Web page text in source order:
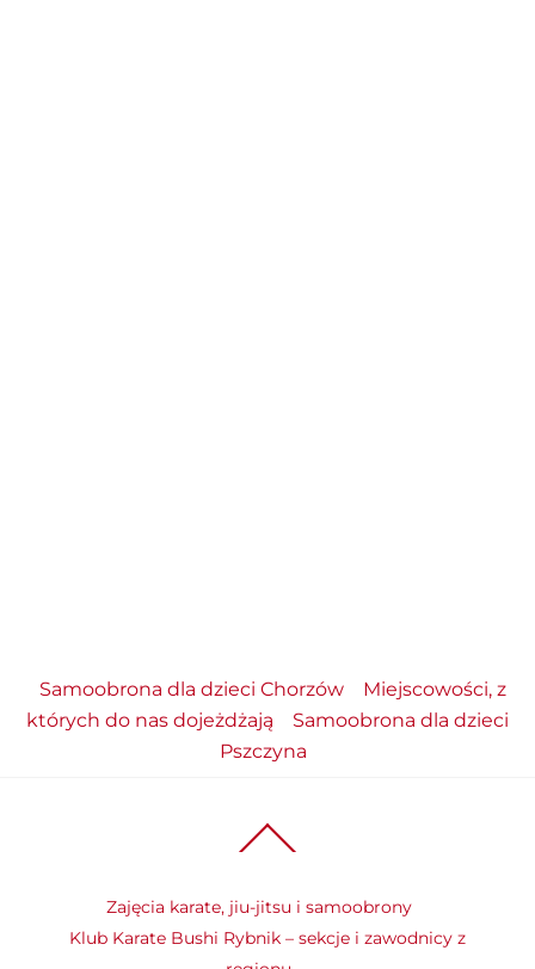
Samoobrona dla dzieci Chorzów
Miejscowości, z
których do nas dojeżdżają
Samoobrona dla dzieci
Pszczyna
To
Zajęcia karate, jiu-jitsu i samoobrony
Klub Karate Bushi Rybnik – sekcje i zawodnicy z